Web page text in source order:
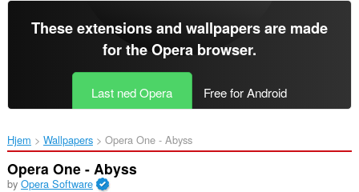
These extensions and wallpapers are made
for theOpera browser.
Last ned Opera Free for Android
Hjem Wallpapers Opera One - Abyss‎
Opera One - Abyss
by Opera Software